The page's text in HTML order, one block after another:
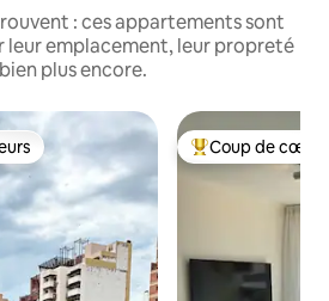
: ces appartements sont
leur emplacement, leur propreté
plus encore.
Coups de cœur
Coup de cœur